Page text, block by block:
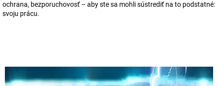
ochrana, bezporuchovosť – aby ste sa mohli sústrediť na to podstatné:
svoju prácu.